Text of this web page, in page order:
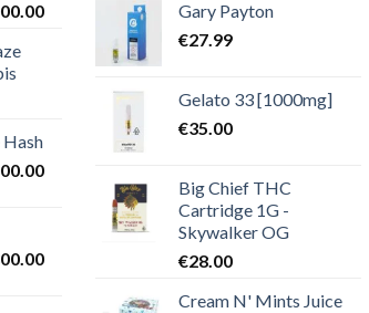
€1,700.00
Plage
Plage
àPlage
Gary Payton
€27.99
Gelato 33 [1000mg]
€35.00
Big Chief THC
Cartridge 1G -
Skywalker OG
€28.00
Cream N' Mints Juice